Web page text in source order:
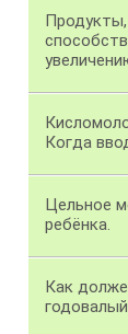
Продукты,
Когда
Цельное
ребёнка.
Как